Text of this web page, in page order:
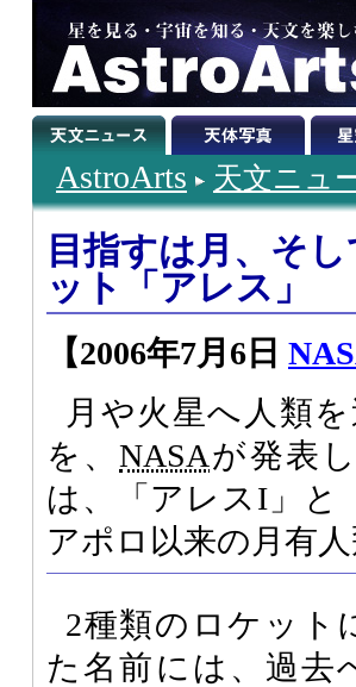
AstroArts 天文ニュ
目指すは月、そ
ット「アレス」
【2006年7月6日
月や火星へ人類
を、NASAが発表
は、「アレスI」と
アポロ以来の月有
2種類のロケット
た名前には、過去